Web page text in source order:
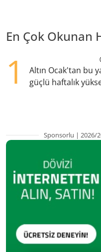
En Çok Okunan
1
Altın Ocak'tan bu
güçlü haftalık
Sponsorlu | 2026/